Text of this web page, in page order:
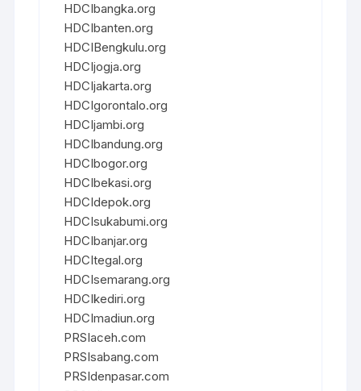
HDCIbangka.org
HDCIbanten.org
HDCIBengkulu.org
HDCIjogja.org
HDCIjakarta.org
HDCIgorontalo.org
HDCIjambi.org
HDCIbandung.org
HDCIbogor.org
HDCIbekasi.org
HDCIdepok.org
HDCIsukabumi.org
HDCIbanjar.org
HDCItegal.org
HDCIsemarang.org
HDCIkediri.org
HDCImadiun.org
PRSIaceh.com
PRSIsabang.com
PRSIdenpasar.com